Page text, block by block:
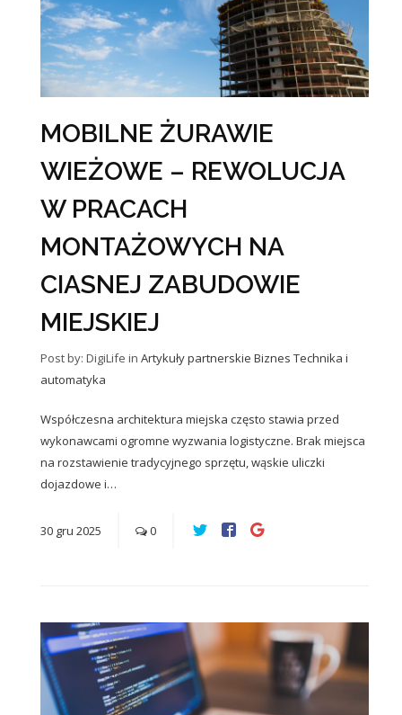
MOBILNE ŻURAWIE
WIEŻOWE – REWOLUCJA
W PRACACH
MONTAŻOWYCH NA
CIASNEJ ZABUDOWIE
MIEJSKIEJ
Post by: DigiLife in Artykuły partnerskie Biznes Technika i
automatyka
Współczesna architektura miejska często stawia przed
wykonawcami ogromne wyzwania logistyczne. Brak miejsca
na rozstawienie tradycyjnego sprzętu, wąskie uliczki
dojazdowe i…
30 gru 2025 0